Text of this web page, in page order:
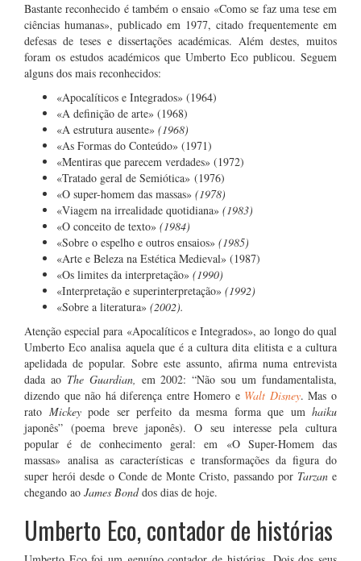
Bastante reconhecido é também o ensaio «Como se faz uma tese em
ciências humanas», publicado em 1977, citado frequentemente em
defesas de teses e dissertações académicas. Além destes, muitos
foram os estudos académicos que Umberto Eco publicou. Seguem
alguns dos mais reconhecidos:
«Apocalíticos e Integrados» (1964)
«A definição de arte» (1968)
«A estrutura ausente» (1968)
«As Formas do Conteúdo» (1971)
«Mentiras que parecem verdades» (1972)
«Tratado geral de Semiótica» (1976)
«O super-homem das massas» (1978)
«Viagem na irrealidade quotidiana» (1983)
«O conceito de texto» (1984)
«Sobre o espelho e outros ensaios» (1985)
«Arte e Beleza na Estética Medieval» (1987)
«Os limites da interpretação» (1990)
«Interpretação e superinterpretação» (1992)
«Sobre a literatura» (2002).
Atenção especial para «Apocalíticos e Integrados», ao longo do qual
Umberto Eco analisa aquela que é a cultura dita elitista e a cultura
apelidada de popular. Sobre este assunto, afirma numa entrevista
dada ao The Guardian, em 2002: “Não sou um fundamentalista,
dizendo que não há diferença entre Homero e Walt Disney. Mas o
rato Mickeypode ser perfeito da mesma forma que um haiku
japonês” (poema breve japonês). O seu interesse pela cultura
popular é de conhecimento geral: em «O Super-Homem das
massas» analisa as características e transformações da figura do
super herói desde o Conde de Monte Cristo, passando por Tarzan e
chegando ao James Bonddos dias de hoje.
Umberto Eco, contador de histórias